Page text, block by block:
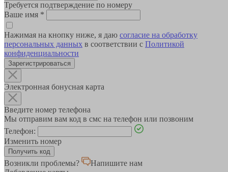
Требуется подтверждение по номеру
Ваше имя *
Нажимая на кнопку ниже, я даю согласие на обработку
персональных данных в соответствии с Политикой
конфиденциальности
Зарегистрироваться
Электронная бонусная карта
Введите номер телефона
Мы отправим вам код в смс на телефон или позвоним
Телефон:
Изменить номер
Возникли проблемы?
Напишите нам